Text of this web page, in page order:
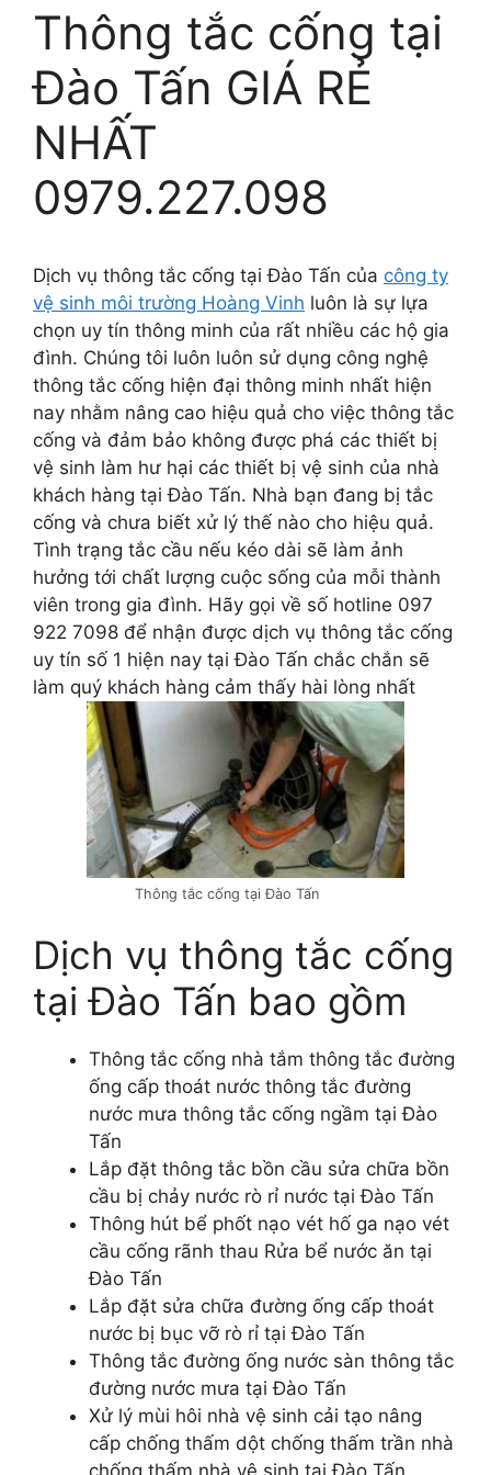
Thông tắc cống tại
Đào Tấn GIÁ RẺ
NHẤT
0979.227.098
Dịch vụ thông tắc cống tại Đào Tấn của công ty
vệ sinh môi trường Hoàng Vinh luôn là sự lựa
chọn uy tín thông minh của rất nhiều các hộ gia
đình. Chúng tôi luôn luôn sử dụng công nghệ
thông tắc cống hiện đại thông minh nhất hiện
nay nhằm nâng cao hiệu quả cho việc thông tắc
cống và đảm bảo không được phá các thiết bị
vệ sinh làm hư hại các thiết bị vệ sinh của nhà
khách hàng tại Đào Tấn. Nhà bạn đang bị tắc
cống và chưa biết xử lý thế nào cho hiệu quả.
Tình trạng tắc cầu nếu kéo dài sẽ làm ảnh
hưởng tới chất lượng cuộc sống của mỗi thành
viên trong gia đình. Hãy gọi về số hotline 097
922 7098 để nhận được dịch vụ thông tắc cống
uy tín số 1 hiện nay tại Đào Tấn chắc chắn sẽ
làm quý khách hàng cảm thấy hài lòng nhất
Thông tắc cống tại Đào Tấn
Dịch vụ thông tắc cống
tại Đào Tấn bao gồm
Thông tắc cống nhà tắm thông tắc đường
ống cấp thoát nước thông tắc đường
nước mưa thông tắc cống ngầm tại Đào
Tấn
Lắp đặt thông tắc bồn cầu sửa chữa bồn
cầu bị chảy nước rò rỉ nước tại Đào Tấn
Thông hút bể phốt nạo vét hố ga nạo vét
cầu cống rãnh thau Rửa bể nước ăn tại
Đào Tấn
Lắp đặt sửa chữa đường ống cấp thoát
nước bị bục vỡ rò rỉ tại Đào Tấn
Thông tắc đường ống nước sàn thông tắc
đường nước mưa tại Đào Tấn
Xử lý mùi hôi nhà vệ sinh cải tạo nâng
cấp chống thấm dột chống thấm trần nhà